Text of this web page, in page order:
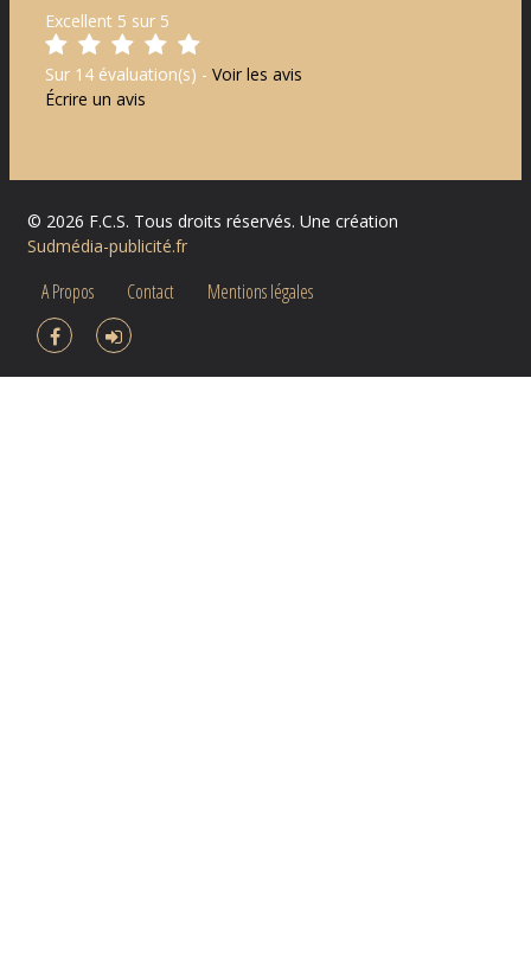
Excellent 5 sur 5
Sur 14 évaluation(s) - Voir les avis
Écrire un avis
© 2026 F.C.S. Tous droits réservés. Une création
Sudmédia-publicité.fr
A Propos Contact Mentions légales